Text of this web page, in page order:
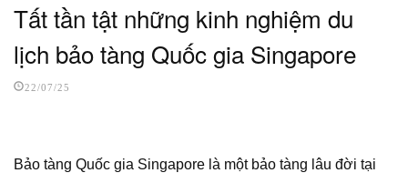
Tất tần tật những kinh nghiệm du
lịch bảo tàng Quốc gia Singapore
22/07/25
Bảo tàng Quốc gia Singapore là một bảo tàng lâu đời tại